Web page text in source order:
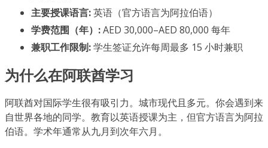
主要授课语言:英语（官方语言为阿拉伯语）
学费范围（年）:AED 30,000–AED 80,000 每年
兼职工作限制:学生签证允许每周最多 15 小时兼职
为什么在阿联酋学习
阿联酋对国际学生很有吸引力。城市现代且多元。你会遇到来
自世界各地的同学。教育以英语授课为主，但官方语言为阿拉
伯语。学术年通常从九月到次年六月。